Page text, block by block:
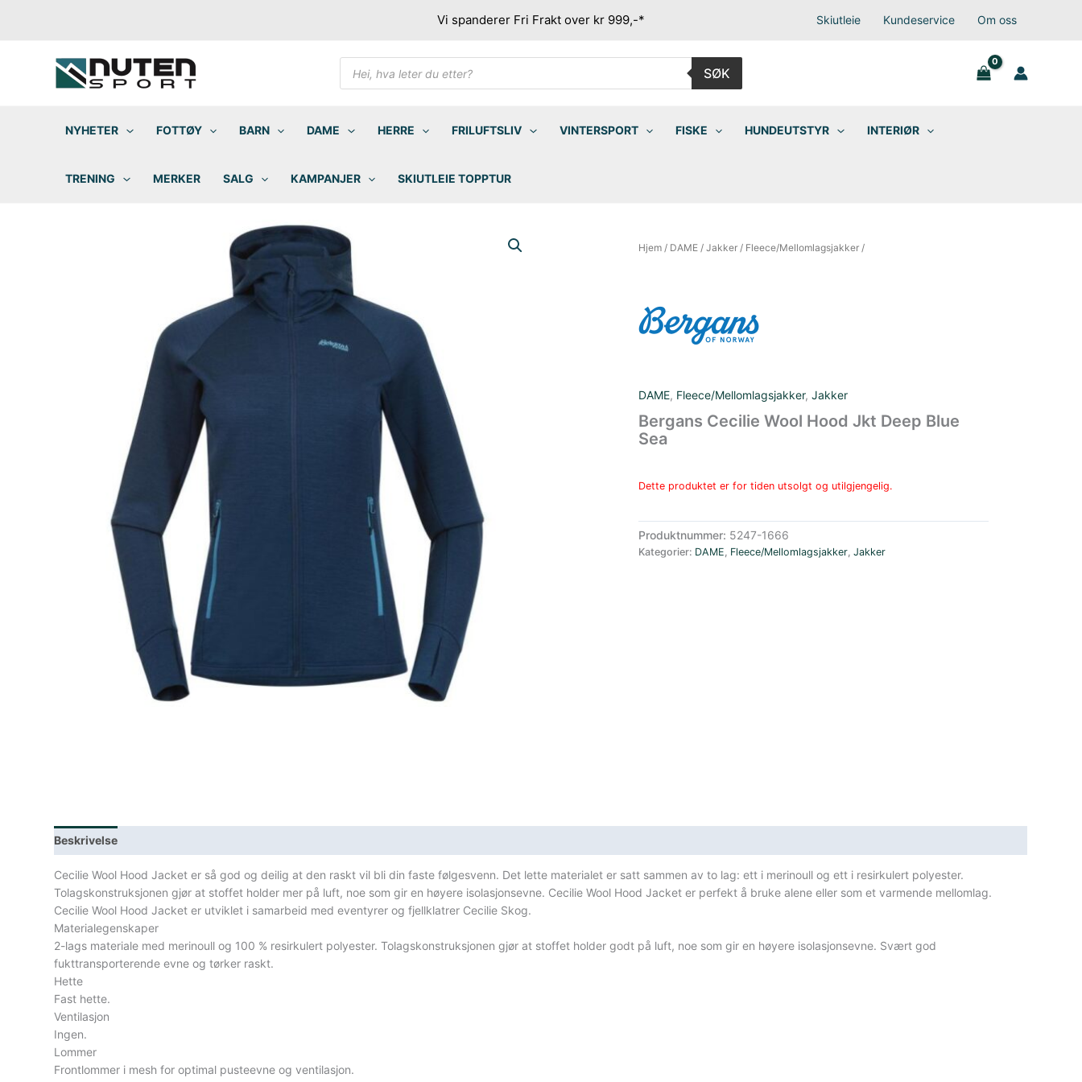
Vi spanderer Fri Frakt over kr 999,-* Skiutleie Kundeservice Om oss
Products
search
SØK
NYHETER FOTTØY BARN DAME HERRE FRILUFTSLIV VINTERSPORT FISKE HUNDEUTSTYR INTERIØR
TRENING MERKER SALG KAMPANJER SKIUTLEIE TOPPTUR
Hjem/ DAME/ Jakker/ Fleece/Mellomlagsjakker/
DAME, Fleece/Mellomlagsjakker, Jakker
Bergans Cecilie Wool Hood Jkt Deep Blue
Sea
Dette produktet er for tiden utsolgt og utilgjengelig.
Produktnummer: 5247-1666
Kategorier: DAME, Fleece/Mellomlagsjakker, Jakker
Beskrivelse
Cecilie Wool Hood Jacket er så god og deilig at den raskt vil bli din faste følgesvenn. Det lette materialet er satt sammen av to lag: ett i merinoull og ett i resirkulert polyester.
Tolagskonstruksjonen gjør at stoffet holder mer på luft, noe som gir en høyere isolasjonsevne. Cecilie Wool Hood Jacket er perfekt å bruke alene eller som et varmende mellomlag.
Cecilie Wool Hood Jacket er utviklet i samarbeid med eventyrer og fjellklatrer Cecilie Skog.
Materialegenskaper
2-lags materiale med merinoull og 100 % resirkulert polyester. Tolagskonstruksjonen gjør at stoffet holder godt på luft, noe som gir en høyere isolasjonsevne. Svært god
fukttransporterende evne og tørker raskt.
Hette
Fast hette.
Ventilasjon
Ingen.
Lommer
Frontlommer i mesh for optimal pusteevne og ventilasjon.